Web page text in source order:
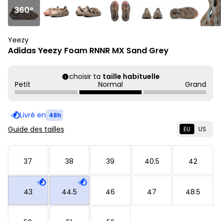
360°
Yeezy
Adidas Yeezy Foam RNNR MX Sand Grey
choisir ta taille habituelle
Petit
Normal Grand
Livré en 48h
Guide des tailles EU US
37 38 39 40.5 42
43 44.5 46 47 48.5